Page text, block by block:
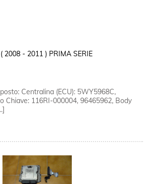
2008 - 2011 ) PRIMA SERIE
Centralina (ECU): 5WY5968C,
Chiave: 116RI-000004, 96465962, Body